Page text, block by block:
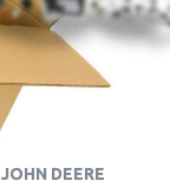
JOHN DEERE